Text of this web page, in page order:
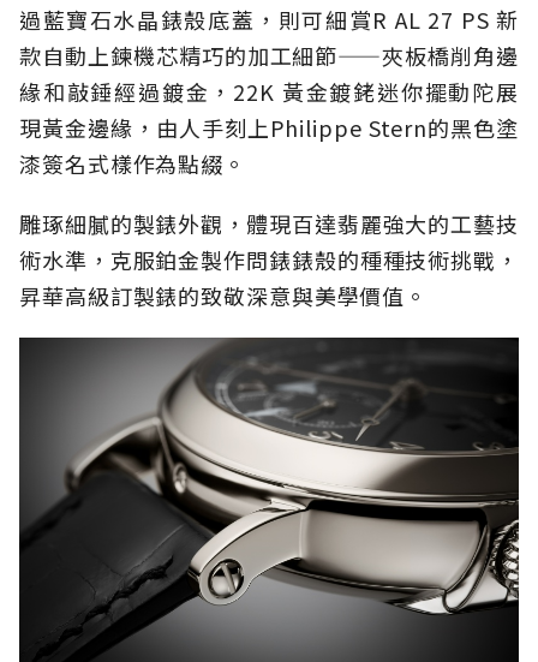
過藍寶石水晶錶殼底蓋，則可細賞R AL 27 PS 新
款自動上鍊機芯精巧的加工細節——夾板橋削角邊
緣和敲錘經過鍍金，22K 黃金鍍銠迷你擺動陀展
現黃金邊緣，由人手刻上Philippe Stern的黑色塗
漆簽名式樣作為點綴。
雕琢細膩的製錶外觀，體現百達翡麗強大的工藝技
術水準，克服鉑金製作問錶錶殼的種種技術挑戰，
昇華高級訂製錶的致敬深意與美學價值。